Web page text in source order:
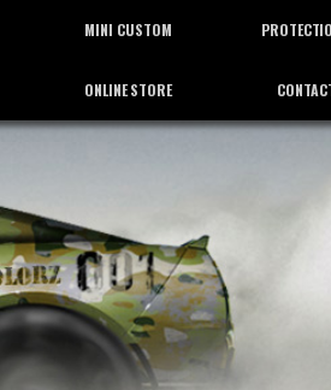
MINI CUSTOM
ミニカスタム プロテクショ
ONLINE STORE